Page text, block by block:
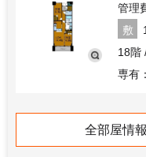
管理
敷
18階
専有
24.8
管理
全部屋情